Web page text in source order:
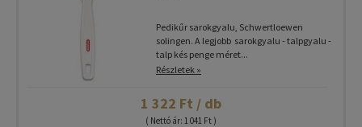
Pedikűr sarokgyalu, Schwertloewen
solingen. A legjobb sarokgyalu - talpgyalu -
talp kés penge méret...
Részletek »
1 322 Ft / db
( Nettó ár: 1 041 Ft )